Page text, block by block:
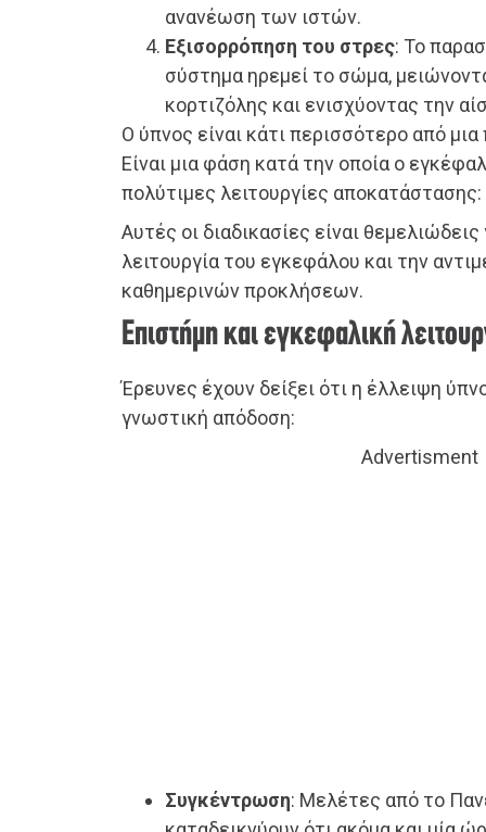
ανανέωση των ιστών.
Εξισορρόπηση του στρες: Το
σύστημα ηρεμεί το σώμα,
κορτιζόλης και ενισχύοντας την
Ο ύπνος είναι κάτι περισσότερο από
Είναι μια φάση κατά την οποία ο
πολύτιμες λειτουργίες αποκατάστασης:
Αυτές οι διαδικασίες είναι
λειτουργία του εγκεφάλου και την
καθημερινών προκλήσεων.
Επιστήμη και εγκεφαλική
Έρευνες έχουν δείξει ότι η έλλειψη
γνωστική απόδοση:
Advertisment
Συγκέντρωση: Μελέτες από το